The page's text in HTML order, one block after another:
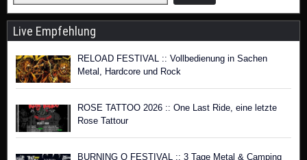
Live Empfehlung
RELOAD FESTIVAL :: Vollbedienung in Sachen
Metal, Hardcore und Rock
ROSE TATTOO 2026 :: One Last Ride, eine letzte
Rose Tattour
BURNING Q FESTIVAL :: 3 Tage Metal & Camping